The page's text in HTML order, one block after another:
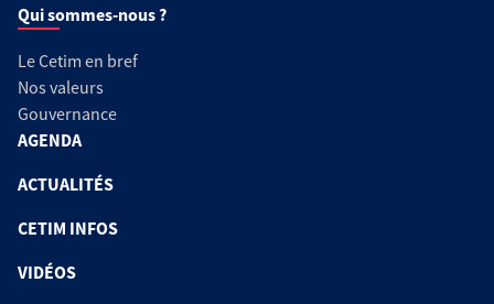
Qui sommes-nous ?
Le Cetim en bref
Nos valeurs
Gouvernance
AGENDA
ACTUALITÉS
CETIM INFOS
VIDÉOS